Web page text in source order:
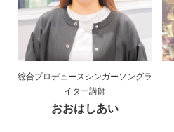
総合プロデュースシンガーソングラ
イター講師
おおはしあい